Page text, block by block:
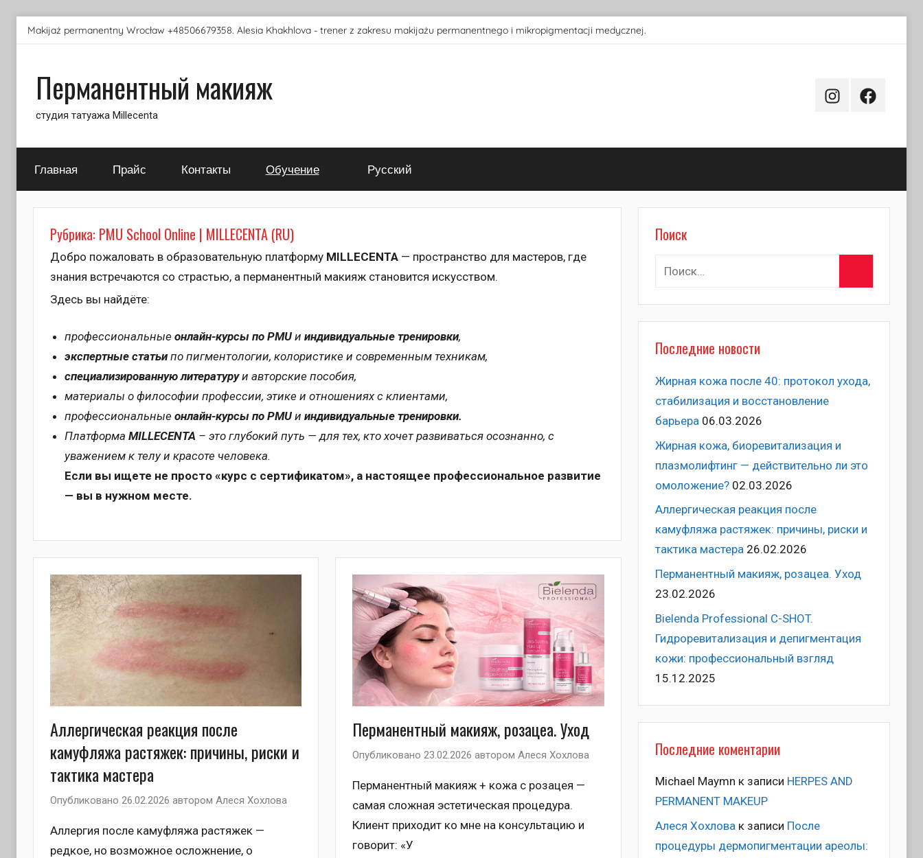
Перейти
Makijaż permanentny Wrocław +48506679358. Alesia Khakhlova - trener z zakresu makijażu permanentnego i mikropigmentacji medycznej.
Перманентный макияж
студия татуажа Millecenta
InstagramFacebook
Главная Прайс Контакты Обучение Русский
Рубрика: PMU School Online | MILLECENTA (RU)
Добро пожаловать в образовательную платформу MILLECENTA — пространство для мастеров, где
знания встречаются со страстью, а перманентный макияж становится искусством.
Здесь вы найдёте:
профессиональныеонлайн-курсы по PMU ииндивидуальные тренировки,
экспертные статьи по пигментологии, колористике и современным техникам,
специализированную литературуи авторские пособия,
материалы о философии профессии, этике и отношениях с клиентами,
профессиональныеонлайн-курсы по PMU ииндивидуальные тренировки.
ПлатформаMILLECENTA – это глубокий путь — для тех, кто хочет развиваться осознанно, с
уважением к телу и красоте человека.
Если вы ищете не просто «курс с сертификатом», а настоящее профессиональное развитие
— вы в нужном месте.
Аллергическая реакция после
камуфляжа растяжек: причины, риски и
тактика мастера
Опубликовано 26.02.2026 автором Алеся Хохлова
Аллергия после камуфляжа растяжек —
редкое, но возможное осложнение, о
Перманентный макияж, розацеа. Уход
Опубликовано23.02.2026 авторомАлеся Хохлова
Перманентный макияж + кожа с розацея —
самая сложная эстетическая процедура.
Клиент приходит ко мне на консультацию и
говорит: «У
Поиск
Найти:
Последние новости
Жирная кожа после 40: протокол ухода,
стабилизация и восстановление
барьера 06.03.2026
Жирная кожа, биоревитализация и
плазмолифтинг — действительно ли это
омоложение? 02.03.2026
Аллергическая реакция после
камуфляжа растяжек: причины, риски и
тактика мастера 26.02.2026
Перманентный макияж, розацеа. Уход
23.02.2026
Bielenda Professional C-SHOT.
Гидроревитализация и депигментация
кожи: профессиональный взгляд
15.12.2025
Последние коментарии
Michael Maymn к записи HERPES AND
PERMANENT MAKEUP
Алеся Хохловак записи После
процедуры дермопигментации ареолы: